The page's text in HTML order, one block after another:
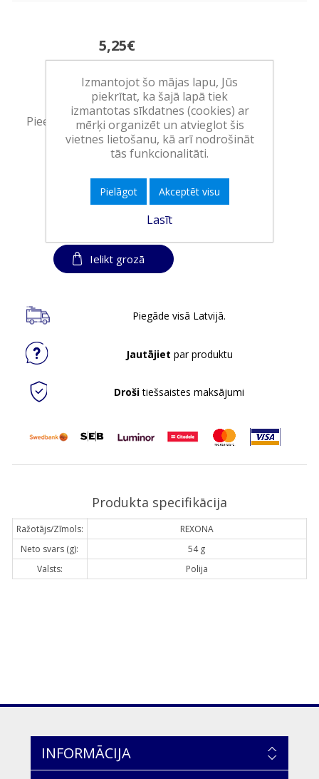
5,25€
Ražotājs:UNILEVER
Pieejamība:>10 vienības noliktavā
557098
EAN:59004752
Iepakojumā:6
Minimālais daudzums:
Ielikt grozā
Piegāde visā Latvijā.
Jautājiet par produktu
Drošitiešsaistes maksājumi
Produkta specifikācija
Ražotājs/Zīmols:
REXONA
Neto svars (g):
54 g
Valsts:
Polija
INFORMĀCIJA
Izmantojot šo mājas lapu, Jūs
piekrītat, ka šajā lapā tiek
izmantotas sīkdatnes (cookies) ar
mērķi organizēt un atvieglot šis
vietnes lietošanu, kā arī nodrošināt
tās funkcionalitāti.
Pielāgot Akceptēt visu
Lasīt